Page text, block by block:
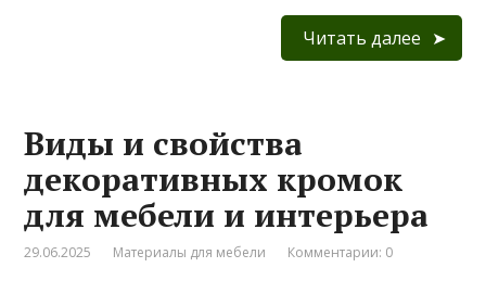
Читать далее
Виды и свойства
декоративных кромок
для мебели и интерьера
29.06.2025 Материалы для мебели Комментарии: 0